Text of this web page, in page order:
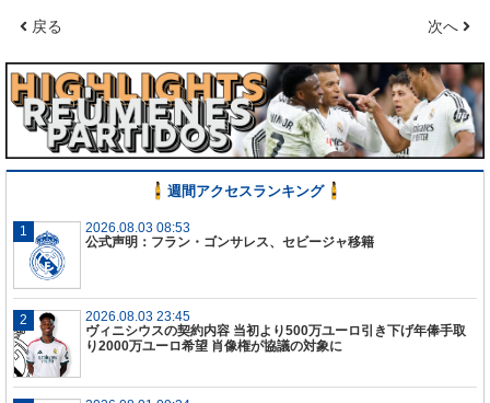
レアル・マドリード 4-3-3
ケイラー・ナバス：カルバハル、バラン、セルヒ
オ・ラモス、テオ・エルナンデス：カゼミーロ、モ
ドリッチ、クロース：ベイル、ベンゼマ、クリステ
ィアーノ・ロナウド
レアル・ソシエダ 4-3-3
ルリ：オドリオソラ、アリッツ、エクトル・モレ
ノ、デ・ラ・ベージャ：スベルディア、シャビ・プ
リエト、イジャラメンディ：オジャルサバル、フア
ンミ、カナレス
戻る 次へ
週間アクセスランキング
2026.08.03 08:53
公式声明：フラン・ゴンサレス、セビージャ移籍
2026.08.03 23:45
ヴィニシウスの契約内容 当初より500万ユーロ引き下げ年俸手取
り2000万ユーロ希望 肖像権が協議の対象に